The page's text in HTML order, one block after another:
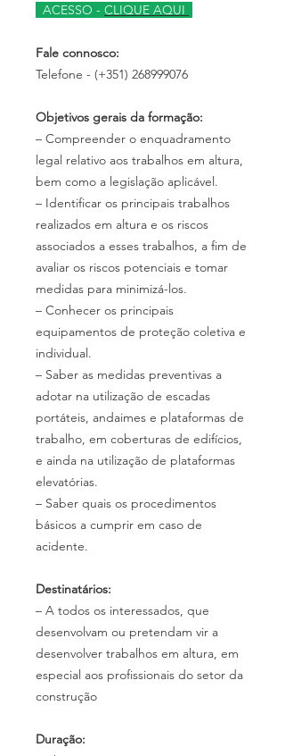
ACESSO - CLIQUE AQUI
Fale connosco:
Telefone - (+351) 268999076
Objetivos gerais da formação:
– Compreender o enquadramento
legal relativo aos trabalhos em altura,
bem como a legislação aplicável.
– Identificar os principais trabalhos
realizados em altura e os riscos
associados a esses trabalhos, a fim de
avaliar os riscos potenciais e tomar
medidas para minimizá-los.
– Conhecer os principais
equipamentos de proteção coletiva e
individual.
– Saber as medidas preventivas a
adotar na utilização de escadas
portáteis, andaimes e plataformas de
trabalho, em coberturas de edifícios,
e ainda na utilização de plataformas
elevatórias.
– Saber quais os procedimentos
básicos a cumprir em caso de
acidente.
Destinatários:
– A todos os interessados, que
desenvolvam ou pretendam vir a
desenvolver trabalhos em altura, em
especial aos profissionais do setor da
construção
Duração: